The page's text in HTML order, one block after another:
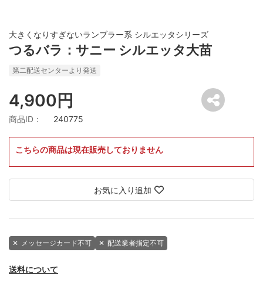
大きくなりすぎないランブラー系 シルエッタシリーズ
つるバラ：サニー シルエッタ大苗
第二配送センターより発送
4,900円
商品ID： 240775
こちらの商品は現在販売しておりません
お気に入り追加
✕ メッセージカード不可 ✕ 配送業者指定不可
送料について